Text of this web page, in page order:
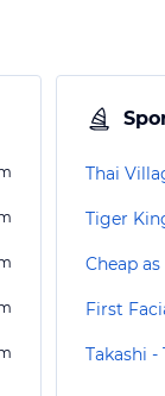
Thai
Tiger
First
Takashi -